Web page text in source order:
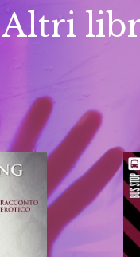
Altri